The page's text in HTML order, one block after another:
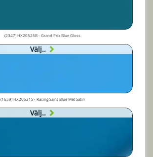
(2347) HX20525B - Grand Prix Blue Gloss
Välj..
(1659) HX20521S - Racing Saint Blue Met Satin
Välj..